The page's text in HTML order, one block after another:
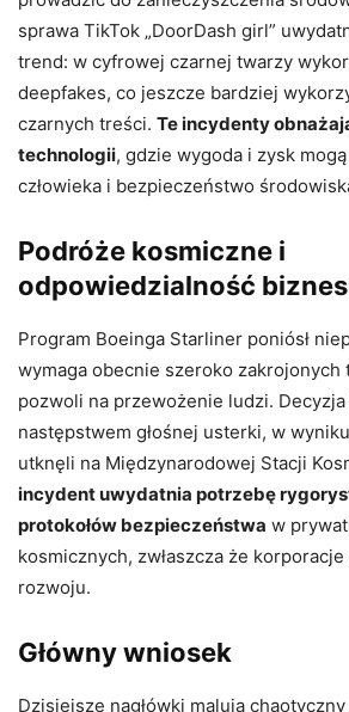
sprawa TikTok „DoorDash girl”
trend: w cyfrowej czarnej twarzy
deepfakes, co jeszcze bardziej
czarnych treści. Te incydenty
technologii, gdzie wygoda i zysk
człowieka i bezpieczeństwo
Podróże kosmiczne i
odpowiedzialność
Program Boeinga Starliner poniósł
wymaga obecnie szeroko zakrojonych
pozwoli na przewożenie ludzi.
następstwem głośnej usterki, w
utknęli na Międzynarodowej Stacji
incydent uwydatnia potrzebę
protokołów bezpieczeństwa w
kosmicznych, zwłaszcza że
rozwoju.
Główny wniosek
Dzisiejsze nagłówki malują